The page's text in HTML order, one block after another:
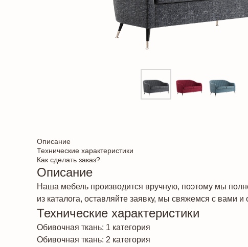
Описание
Технические характеристики
Как сделать заказ?
Описание
Наша мебель производится вручную, поэтому мы
из каталога, оставляйте заявку, мы свяжемся с вами и
Технические характеристики
Обивочная ткань: 1 категория
Обивочная ткань: 2 категория